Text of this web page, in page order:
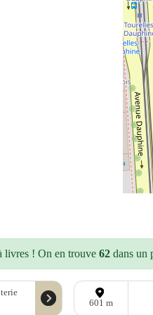
livres ! On en trouve 62 dans un
601 m